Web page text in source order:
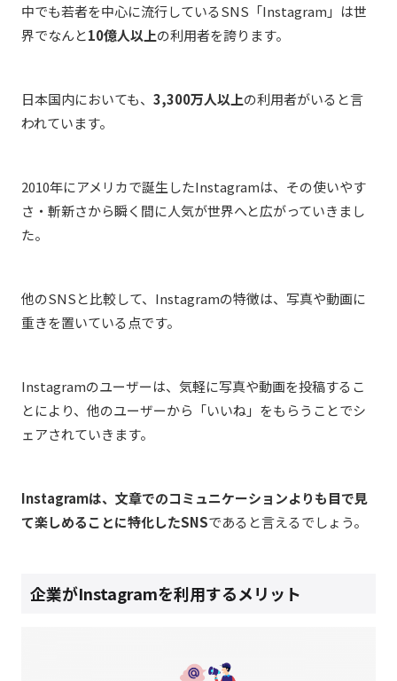
中でも若者を中心に流行しているSNS「Instagram」は世
界でなんと10億人以上の利用者を誇ります。
日本国内においても、 3,300万人以上の利用者がいると言
われています。
2010年にアメリカで誕生したInstagramは、その使いやす
さ・斬新さから瞬く間に人気が世界へと広がっていきまし
た。
他のSNSと比較して、Instagramの特徴は、写真や動画に
重きを置いている点です。
Instagramのユーザーは、気軽に写真や動画を投稿するこ
とにより、他のユーザーから「いいね」をもらうことでシ
ェアされていきます。
Instagramは、文章でのコミュニケーションよりも目で見
て楽しめることに特化したSNSであると言えるでしょう。
企業がInstagramを利用するメリット